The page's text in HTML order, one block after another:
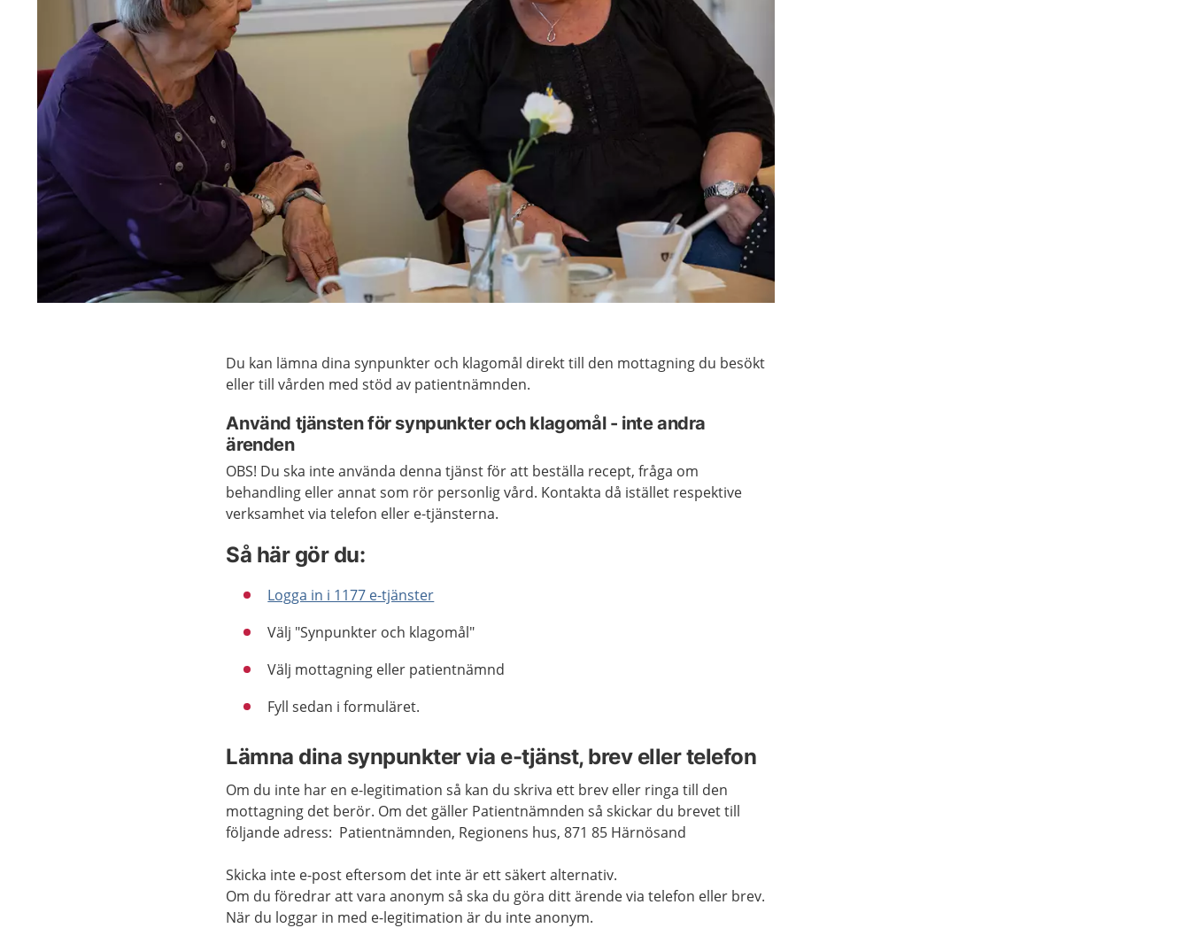
Du kan lämna dina synpunkter och klagomål direkt till den mottagning du besökt
eller till vården med stöd av patientnämnden.
Använd tjänsten för synpunkter och klagomål - inte andra
ärenden
OBS! Du ska inte använda denna tjänst för att beställa recept, fråga om
behandling eller annat som rör personlig vård. Kontakta då istället respektive
verksamhet via telefon eller e-tjänsterna.
Så här gör du:
Logga in i 1177 e-tjänster
Välj "Synpunkter och klagomål"
Välj mottagning eller patientnämnd
Fyll sedan i formuläret.
Lämna dina synpunkter via e-tjänst, brev eller telefon
Om du inte har en e-legitimation så kan du skriva ett brev eller ringa till den
mottagning det berör. Om det gäller Patientnämnden så skickar du brevet till
följande adress: Patientnämnden, Regionens hus, 871 85 Härnösand
Skicka inte e-post eftersom det inte är ett säkert alternativ.
Om du föredrar att vara anonym så ska du göra ditt ärende via telefon eller brev.
När du loggar in med e-legitimation är du inte anonym.